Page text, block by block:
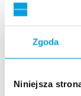
Zgoda
Niniejsza
Zapewnia